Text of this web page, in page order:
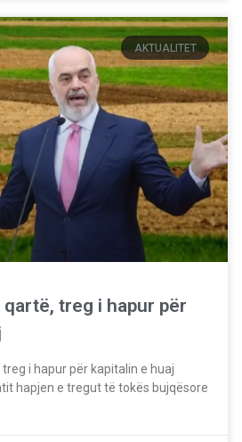
AKTUALITET
treg i hapur për
i hapur për kapitalin e huaj
hapjen e tregut të tokës bujqësore